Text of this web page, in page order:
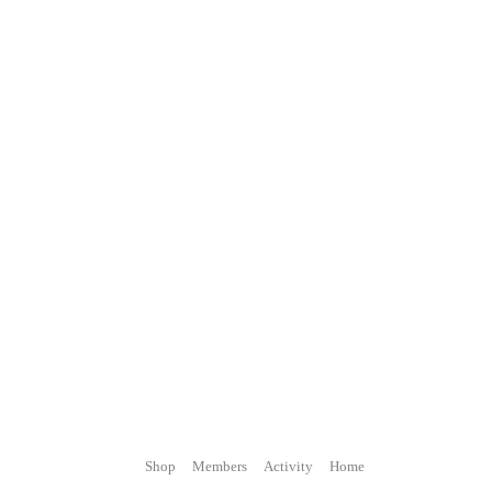
Home
Activity
Members
Shop